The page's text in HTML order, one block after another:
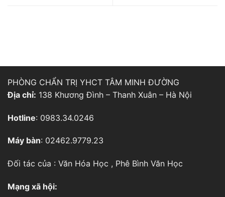
PHÒNG CHẨN TRỊ YHCT TÂM MINH ĐƯỜNG
Địa chỉ: 138 Khương Đình – Thanh Xuân – Hà Nội
Hotline: 0983.34.0246
Máy bàn: 02462.9779.23
Đối tác của : Văn Hóa Học , Phê Bình Văn Học
Mạng xã hội: